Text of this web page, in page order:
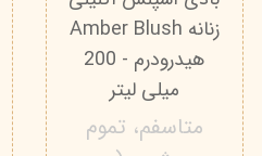
زنانه Amber Blush
هیدرودرم - 200
میلی لیتر
متاسفم، تموم